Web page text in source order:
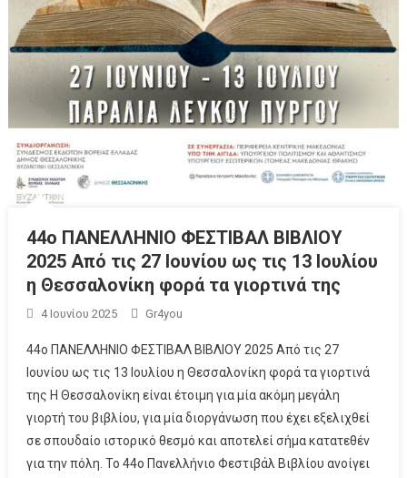
44ο ΠΑΝΕΛΛΗΝΙΟ ΦΕΣΤΙΒΑΛ ΒΙΒΛΙΟΥ
2025 Από τις 27 Ιουνίου ως τις 13 Ιουλίου
η Θεσσαλονίκη φορά τα γιορτινά της
4 Ιουνίου 2025 Gr4you
44ο ΠΑΝΕΛΛΗΝΙΟ ΦΕΣΤΙΒΑΛ ΒΙΒΛΙΟΥ 2025 Από τις 27
Ιουνίου ως τις 13 Ιουλίου η Θεσσαλονίκη φορά τα γιορτινά
της Η Θεσσαλονίκη είναι έτοιμη για μία ακόμη μεγάλη
γιορτή του βιβλίου, για μία διοργάνωση που έχει εξελιχθεί
σε σπουδαίο ιστορικό θεσμό και αποτελεί σήμα κατατεθέν
για την πόλη. Το 44ο Πανελλήνιο Φεστιβάλ Βιβλίου ανοίγει